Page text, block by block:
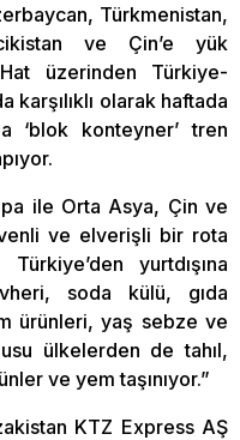
Türkmenistan,
ve Çin’e yük
Hat üzerinden Türkiye-
karşılıklı olarak haftada
‘blok konteyner’ tren
ile Orta Asya, Çin ve
ve elverişli bir rota
yurtdışına
soda külü, gıda
ürünleri, yaş sebze ve
ülkelerden de tahıl,
ve yem taşınıyor.”
KTZ Express AŞ